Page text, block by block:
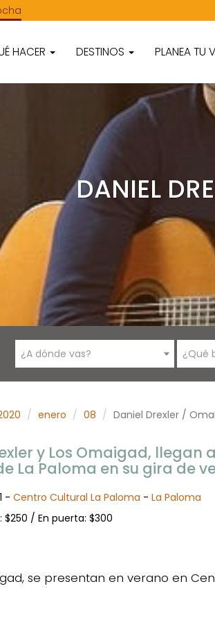
HACER DESTINOS PLANEA TU
DANIEL
¿A dónde vas? ¿Qué
enero 08 Daniel Drexler /
y Los Omaigad, llegan
La Paloma en su gira de
- Centro Cultural La Paloma - La Paloma
$250 / En puerta: $300
se presentan en verano en